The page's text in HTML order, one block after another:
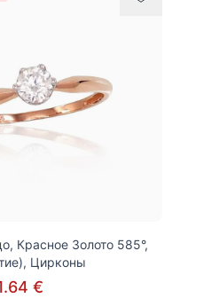
Красное Золото 585°,
Цирконы
€